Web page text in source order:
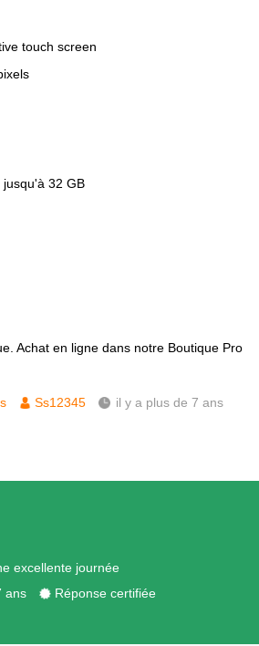
touch screen
32 GB
Achat en ligne dans notre Boutique Pro
Ss12345 il y a plus de 7 ans
excellente journée
ans Réponse certifiée